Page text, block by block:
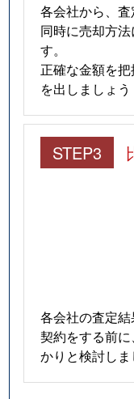
各会社から、査
同時に売却方
す。
正確な金額を
を出しましょう
STEP3
各会社の査定結
契約をする前
かりと検討しま